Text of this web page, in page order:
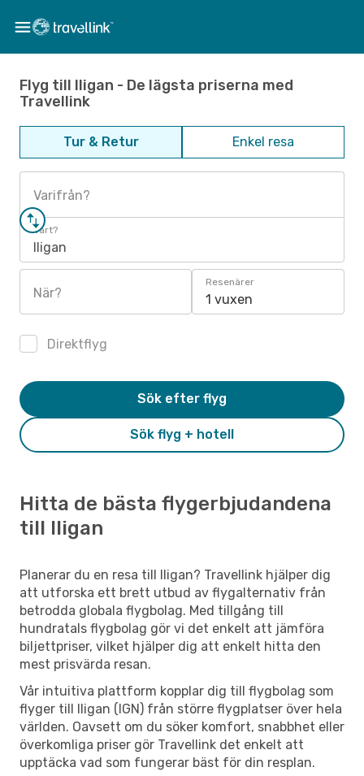
Flyg till Iligan - De lägsta priserna med
Travellink
Tur & Retur Enkel resa
Varifrån?
Vart?
Iligan
När?
Resenärer
1 vuxen
Direktflyg
Sök flyg + hotell
Sök efter flyg
Hitta de bästa flygerbjudandena
till Iligan
Planerar du en resa till Iligan? Travellink hjälper dig
att utforska ett brett utbud av flygalternativ från
betrodda globala flygbolag. Med tillgång till
hundratals flygbolag gör vi det enkelt att jämföra
biljettpriser, vilket hjälper dig att enkelt hitta den
mest prisvärda resan.
Vår intuitiva plattform kopplar dig till flygbolag som
flyger till Iligan (IGN) från större flygplatser över hela
världen. Oavsett om du söker komfort, snabbhet eller
överkomliga priser gör Travellink det enkelt att
upptäcka vad som fungerar bäst för din resplan.